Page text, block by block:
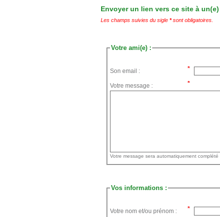
Envoyer un lien vers ce site à
Les champs suivies du sigle *sont obligatoires.
Votre ami(e) :
Son email :
Votre message :
Vos informations :
Votre nom et/ou prénom :